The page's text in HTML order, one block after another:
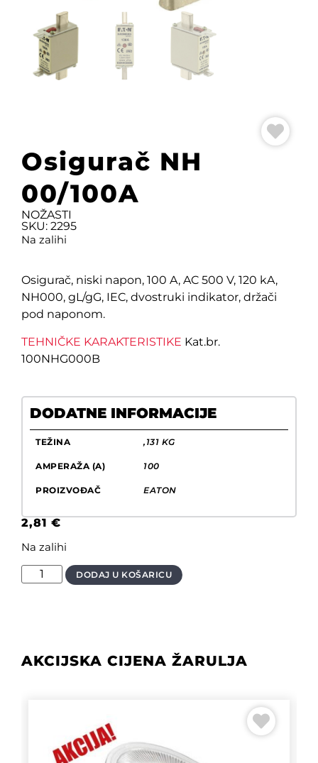
Osigurač NH
00/100A
NOŽASTI
SKU: 2295
Na zalihi
Osigurač, niski napon, 100 A, AC 500 V, 120 kA,
NH000, gL/gG, IEC, dvostruki indikator, držači
pod naponom.
TEHNIČKE KARAKTERISTIKE Kat.br.
100NHG000B
DODATNE INFORMACIJE
TEŽINA ,131 KG
AMPERAŽA (A) 100
PROIZVOĐAČ EATON
2,81 €
Na zalihi
DODAJ U KOŠARICU
AKCIJSKA CIJENA ŽARULJA